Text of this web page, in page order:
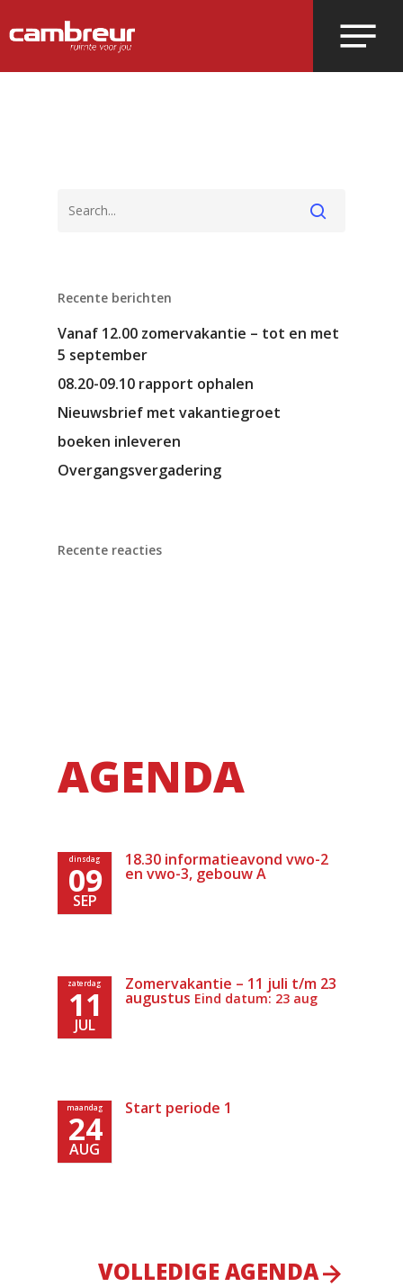
Recente berichten
Vanaf 12.00 zomervakantie – tot en met
5 september
08.20-09.10 rapport ophalen
Nieuwsbrief met vakantiegroet
boeken inleveren
Overgangsvergadering
Recente reacties
AGENDA
dinsdag
09
SEP
18.30 informatieavond vwo-2
en vwo-3, gebouw A
zaterdag
11
JUL
Zomervakantie – 11 juli t/m 23
augustus Eind datum: 23 aug
maandag
24
AUG
Start periode 1
VOLLEDIGE AGENDA